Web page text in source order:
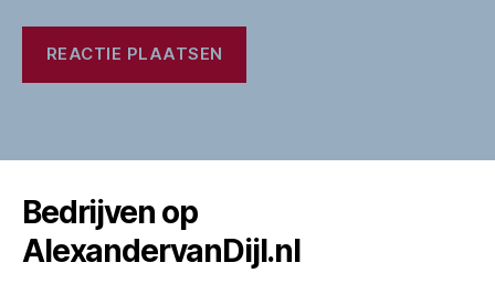
Bedrijven op
AlexandervanDijl.nl